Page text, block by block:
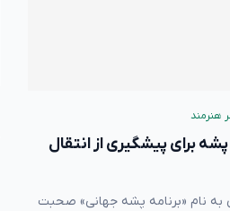
هنرمند
برای پیشگیری از انتقال
به نام «برنامه پشه جهانی» صحبت